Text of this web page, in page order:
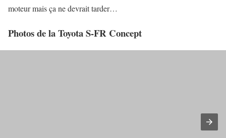
moteur mais ça ne devrait tarder…
Photos de la Toyota S-FR Concept